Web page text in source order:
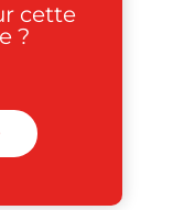
cette
?